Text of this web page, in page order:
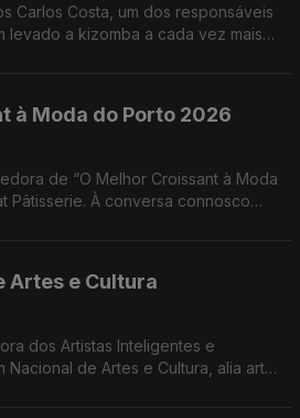
Carlos Costa, um dos responsáveis
levado a kizomba a cada vez mais
à Moda do Porto 2026
de “O Melhor Croissant à Moda
Pâtisserie. À conversa connosco
Artes e Cultura
dos Artistas Inteligentes e
Nacional de Artes e Cultura, alia arte,